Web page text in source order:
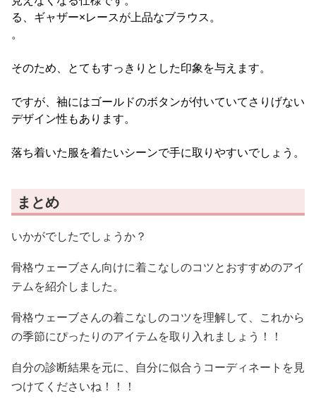
る、ギャザー×レースが上品なブラウス。
。
そのため、とてもすっきりとした印象を与えます。
ですが、袖にはゴールドのボタンが付いていてさりげない
デザイン性もあります。
落ち着いた服を着たいシーンで手に取りやすいでしょう。
まとめ
いかがでしたでしょうか？
骨格ウェーブさん向けに着こなしのコツとおすすめのアイ
テムを紹介しました。
骨格ウェーブさんの着こなしのコツを理解して、これから
の季節にぴったりのアイテムを取り入れましょう！！
自分の診断結果を元に、自分に似合うコーディネートを見
つけてくださいね！！！